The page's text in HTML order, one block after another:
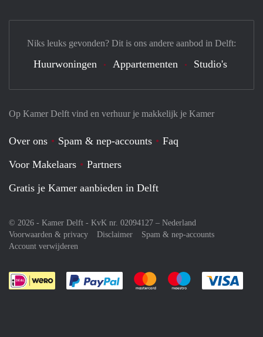
Op Kamer Delft vind en verhuur je makkelijk je Kamer
Over ons Spam & nep-accounts
Faq
Voor Makelaars
Partners
Gratis je Kamer aanbieden in Delft
© 2026 - Kamer Delft - KvK nr. 02094127 – Nederland
Voorwaarden & privacy
Disclaimer
Spam & nep-accounts
Account verwijderen
Je rekent gemakkelijk af met Paypal
Je rekent gemakkelijk af met
Je rekent
Niks leuks gevonden? Dit is ons andere aanbod in Delft:
Huurwoningen Appartementen Studio's